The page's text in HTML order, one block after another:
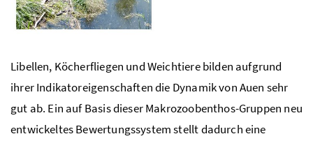
Libellen, Köcherfliegen und Weichtiere bilden aufgrund
ihrer Indikatoreigenschaften die Dynamik von Auen sehr
gut ab. Ein auf Basis dieser Makrozoobenthos-Gruppen neu
entwickeltes Bewertungssystem stellt dadurch eine